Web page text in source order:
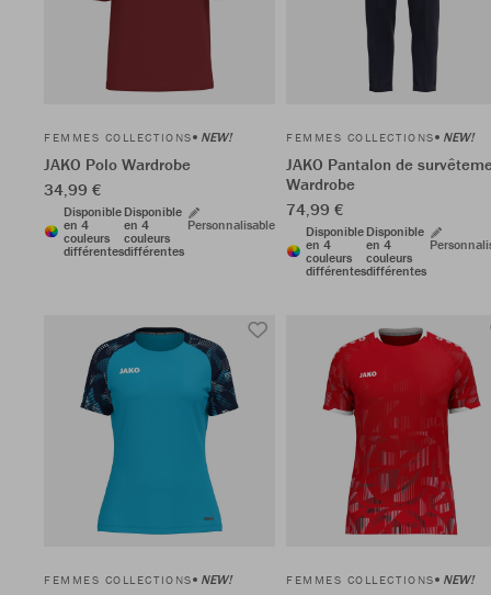
FEMMES COLLECTIONS NEW!
JAKO Polo Wardrobe
34,99 €
Disponible
en 4
couleurs
différentes
Disponible
en 4
couleurs
différentes
Personnalisable
FEMMES COLLECTIONS NEW!
JAKO Pantalon de
Wardrobe
74,99 €
Disponible
en 4
couleurs
différentes
Disponible
en 4
couleurs
différentes
FEMMES COLLECTIONS NEW! FEMMES COLLECTIONS NEW!